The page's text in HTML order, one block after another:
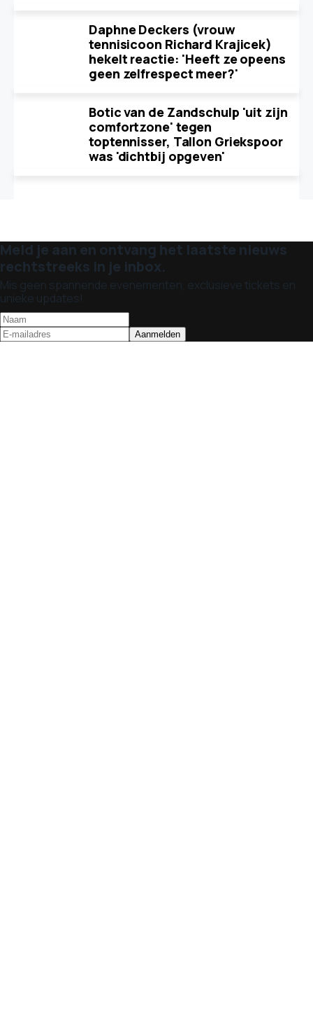
Daphne Deckers (vrouw
tennisicoon Richard Krajicek)
hekelt reactie: 'Heeft ze opeens
geen zelfrespect meer?'
Botic van de Zandschulp 'uit zijn
comfortzone' tegen
toptennisser, Tallon Griekspoor
was 'dichtbij opgeven'
Meld je aan en ontvang het laatste nieuws
rechtstreeks in je inbox.
Mis geen spannende evenementen, exclusieve tickets en
unieke updates!